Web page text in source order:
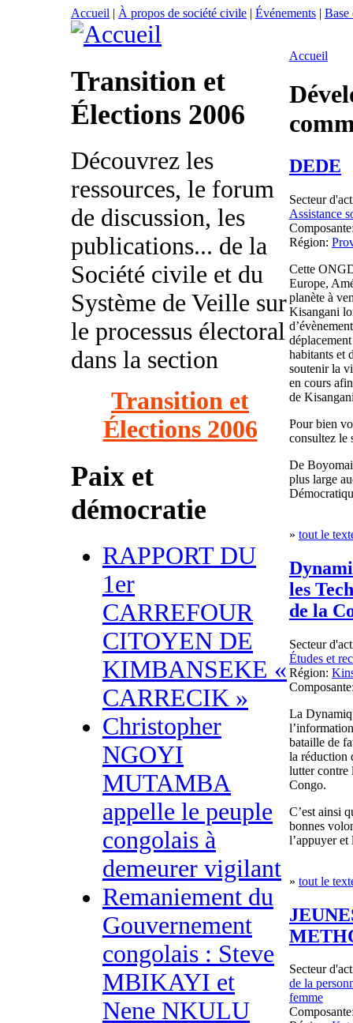
Accueil | À propos de société civile | Événements | Base
Transition et
Élections 2006
Découvrez les
ressources, le forum
de discussion, les
publications... de la
Société civile et du
Système de Veille sur
le processus électoral
dans la section
Transition et
Élections 2006
Paix et
démocratie
RAPPORT DU
1er
CARREFOUR
CITOYEN DE
KIMBANSEKE «
CARRECIK »
Christopher
NGOYI
MUTAMBA
appelle le peuple
congolais à
demeurer vigilant
Remaniement du
Gouvernement
congolais : Steve
MBIKAYI et
Nene NKULU
Accueil
DEDE
Secteur
Assistance
Région:
Cette
Europe,
planète à
Kisangani
habitants et
soutenir la
en cours
de
Pour bien
consultez le
De
plus large
» tout le
les
de la
Secteur
Études et
Région:
La
bataille de
la réduction
lutter contre
Congo.
C’est ainsi
bonnes
l’appuyer et
» tout le
Secteur
de la
femme